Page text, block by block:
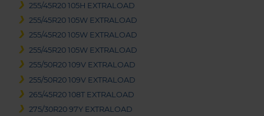
255/45R20 105H EXTRALOAD
255/45R20 105W EXTRALOAD
255/45R20 105W EXTRALOAD
255/45R20 105W EXTRALOAD
255/50R20 109V EXTRALOAD
255/50R20 109V EXTRALOAD
265/45R20 108T EXTRALOAD
275/30R20 97Y EXTRALOAD